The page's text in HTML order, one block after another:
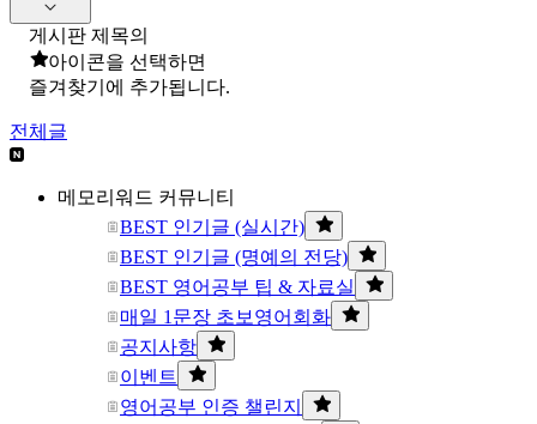
게시판 제목의
아이콘을 선택하면
즐겨찾기에 추가됩니다.
전체글
메모리워드 커뮤니티
BEST 인기글 (실시간)
BEST 인기글 (명예의 전당)
BEST 영어공부 팁 & 자료실
매일 1문장 초보영어회화
공지사항
이벤트
영어공부 인증 챌린지